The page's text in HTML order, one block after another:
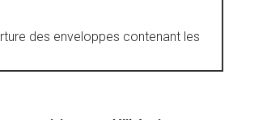
des enveloppes contenant les